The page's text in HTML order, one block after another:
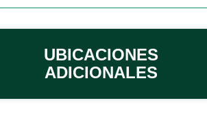
UBICACIONES
ADICIONALES